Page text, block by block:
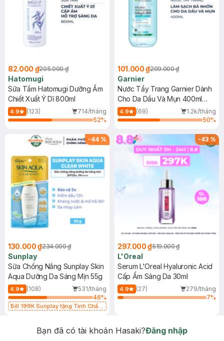
82.000 ₫205.000 ₫
Hatomugi
Sữa Tắm Hatomugi Dưỡng Ẩm
Chiết Xuất Ý Dĩ 800ml
4.9 (123)
714/tháng
52%
101.000 ₫209.000 ₫
Garnier
Nước Tẩy Trang Garnier Dành
Cho Da Dầu Và Mụn 400ml
(Mới)
4.9 (69)
1.2k/tháng
50%
-44 %
130.000 ₫234.000 ₫
Sunplay
Sữa Chống Nắng Sunplay Skin
Aqua Dưỡng Da Sáng Mịn 55g
4.9 (108)
531/tháng
46%
Bill 199K Sunplay tặng Tinh Chất
-43%
297.000 ₫519.000 ₫
L'Oreal
Serum L'Oreal Hyaluronic Acid
Cấp Ẩm Sáng Da 30ml
4.9 (27)
279/tháng
7%
Bạn đã có tài khoản Hasaki?Đăng nhập